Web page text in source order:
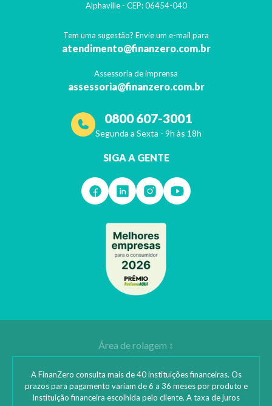
Alphaville- CEP: 06454-040
Tem uma sugestão? Envie um e-mail para
atendimento@finanzero.com.br
Assessoria de imprensa
assessoria@finanzero.com.br
0800 607-3001
Segunda a Sexta - 9h às 18h
SIGA A GENTE
A FinanZero consulta mais de 40 instituições financeiras. Os
prazos para pagamento variam de 6 a 36 meses por produto e
Instituição financeira escolhida pelo cliente. A taxa de juros